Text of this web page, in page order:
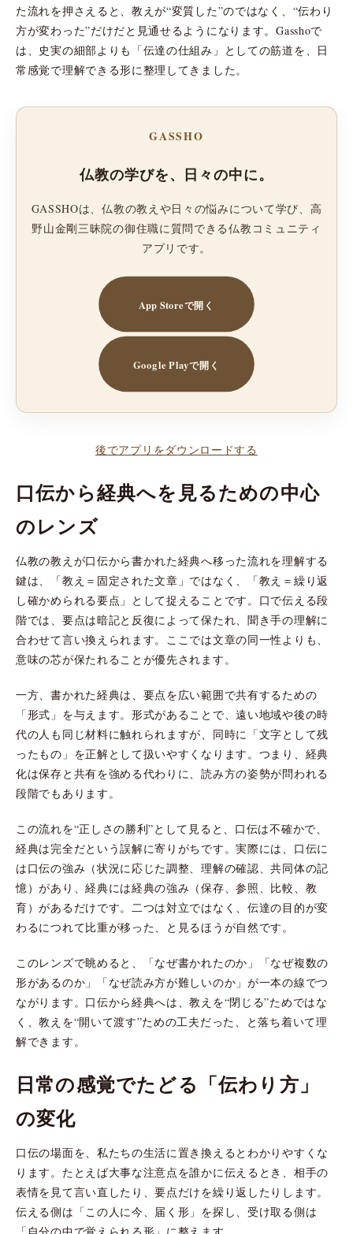
た流れを押さえると、教えが“変質した”のではなく、“伝わり
方が変わった”だけだと見通せるようになります。Gasshoで
は、史実の細部よりも「伝達の仕組み」としての筋道を、日
常感覚で理解できる形に整理してきました。
GASSHO
仏教の学びを、日々の中に。
GASSHOは、仏教の教えや日々の悩みについて学び、高
野山金剛三昧院の御住職に質問できる仏教コミュニティ
アプリです。
App Storeで開く
Google Playで開く
後でアプリをダウンロードする
口伝から経典へを見るための中心
のレンズ
仏教の教えが口伝から書かれた経典へ移った流れを理解する
鍵は、「教え＝固定された文章」ではなく、「教え＝繰り返
し確かめられる要点」として捉えることです。口で伝える段
階では、要点は暗記と反復によって保たれ、聞き手の理解に
合わせて言い換えられます。ここでは文章の同一性よりも、
意味の芯が保たれることが優先されます。
一方、書かれた経典は、要点を広い範囲で共有するための
「形式」を与えます。形式があることで、遠い地域や後の時
代の人も同じ材料に触れられますが、同時に「文字として残
ったもの」を正解として扱いやすくなります。つまり、経典
化は保存と共有を強める代わりに、読み方の姿勢が問われる
段階でもあります。
この流れを“正しさの勝利”として見ると、口伝は不確かで、
経典は完全だという誤解に寄りがちです。実際には、口伝に
は口伝の強み（状況に応じた調整、理解の確認、共同体の記
憶）があり、経典には経典の強み（保存、参照、比較、教
育）があるだけです。二つは対立ではなく、伝達の目的が変
わるにつれて比重が移った、と見るほうが自然です。
このレンズで眺めると、「なぜ書かれたのか」「なぜ複数の
形があるのか」「なぜ読み方が難しいのか」が一本の線でつ
ながります。口伝から経典へは、教えを“閉じる”ためではな
く、教えを“開いて渡す”ための工夫だった、と落ち着いて理
解できます。
日常の感覚でたどる「伝わり方」
の変化
口伝の場面を、私たちの生活に置き換えるとわかりやすくな
ります。たとえば大事な注意点を誰かに伝えるとき、相手の
表情を見て言い直したり、要点だけを繰り返したりします。
伝える側は「この人に今、届く形」を探し、受け取る側は
「自分の中で覚えられる形」に整えます。